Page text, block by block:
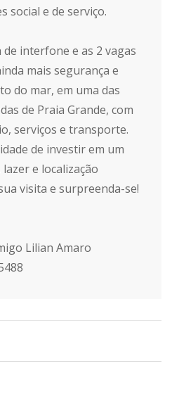
social e de serviço.
interfone e as 2 vagas
mais segurança e
do mar, em uma das
de Praia Grande, com
serviços e transporte.
de investir em um
e localização
visita e surpreenda-se!
Lilian Amaro